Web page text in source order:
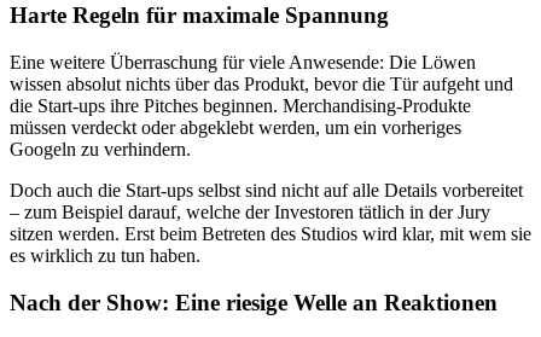
Harte Regeln für maximale Spannung
Eine weitere Überraschung für viele Anwesende: Die Löwen
wissen absolut nichts über das Produkt, bevor die Tür aufgeht und
die Start-ups ihre Pitches beginnen. Merchandising-Produkte
müssen verdeckt oder abgeklebt werden, um ein vorheriges
Googeln zu verhindern.
Doch auch die Start-ups selbst sind nicht auf alle Details vorbereitet
– zum Beispiel darauf, welche der Investoren tätlich in der Jury
sitzen werden. Erst beim Betreten des Studios wird klar, mit wem sie
es wirklich zu tun haben.
Nach der Show: Eine riesige Welle an Reaktionen